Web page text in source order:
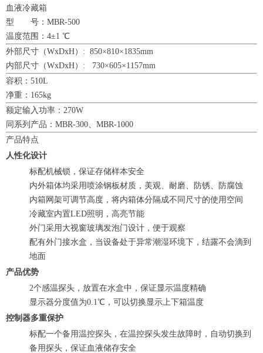
血液冷藏箱
型 号：MBR-500
温度范围：4±1 ℃
外部尺寸（WxDxH）: 850×810×1835mm
内部尺寸（WxDxH）: 730×605×1157mm
容积：510L
净重：165kg
额定输入功率：270W
同系列产品：MBR-300、MBR-1000
产品特点
人性化设计
标配机械锁，保证存储样本安全
内外箱体均采用喷涂钢板材质，美观、耐磨、防锈、防腐蚀
内箱网架可调节高度，将内箱体分隔成不同尺寸的使用空间
冷藏室内置LED照明，高亮节能
外门采用大视窗玻璃发泡门设计，便于观察
配有外门接水盒，当设备处于异常潮湿环境下，结露不会滴到
地面
产品优势
2个感温探头，放置在水盒中，保证显示温度精确
显示器分度值为0.1℃，可以切换显示上下箱温度
控制器多重保护
标配一个备用温控探头，在温控探头发生故障时，自动切换到
备用探头，保证血液储存安全